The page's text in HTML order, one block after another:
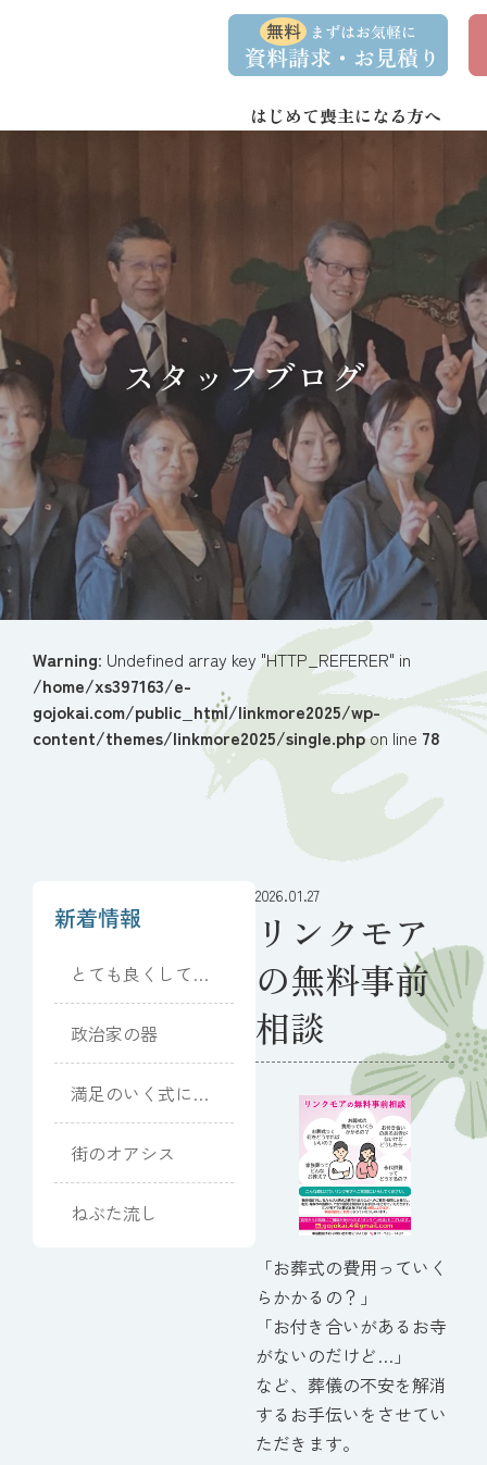
プ
動
資
求
問
事
談
はじめて喪主になる方へ
スタッフブログ
Warning: Undefined array key "HTTP_REFERER" in
/home/xs397163/e-
gojokai.com/public_html/linkmore2025/wp-
content/themes/linkmore2025/single.phpon line 78
新着情報
とても良くしてい
ただきました
政治家の器
満足のいく式にな
りました
街のオアシス
ねぶた流し
2026.01.27
リンクモア
の無料事前
相談
「お葬式の費用っていく
らかかるの？」
「お付き合いがあるお寺
がないのだけど…」
など、葬儀の不安を解消
するお手伝いをさせてい
ただきます。